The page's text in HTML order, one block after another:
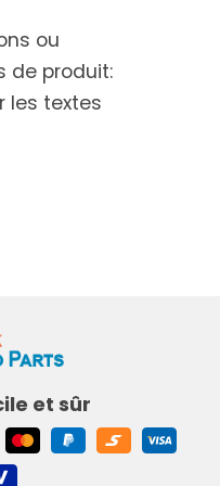
ou
de produit:
les textes
et sûr